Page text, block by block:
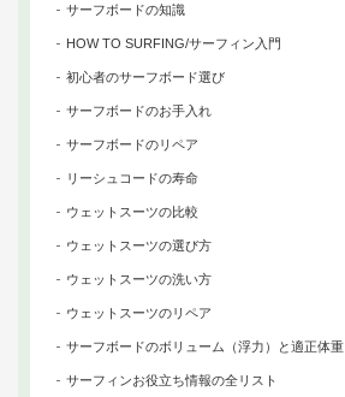
サーフボードの知識
HOW TO SURFING/サーフィン入門
初心者のサーフボード選び
サーフボードのお手入れ
サーフボードのリペア
リーシュコードの寿命
ウェットスーツの比較
ウェットスーツの選び方
ウェットスーツの洗い方
ウェットスーツのリペア
サーフボードのボリューム（浮力）と適正体重
サーフィンお役立ち情報の全リスト